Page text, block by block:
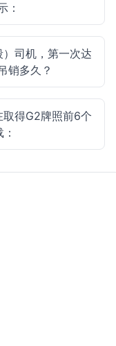
：
司机，第一次达
销多久？
得G2牌照前6个